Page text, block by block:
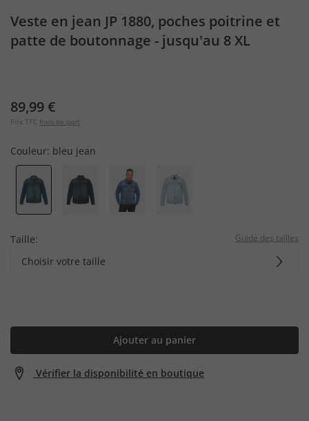
Veste en jean JP 1880, poches poitrine et
patte de boutonnage - jusqu'au 8 XL
89,99 €
Prix TTC frais de port
Couleur: bleu jean
Taille: Guide des tailles
Choisir votre taille
Ajouter au panier
Vérifier la disponibilité en boutique